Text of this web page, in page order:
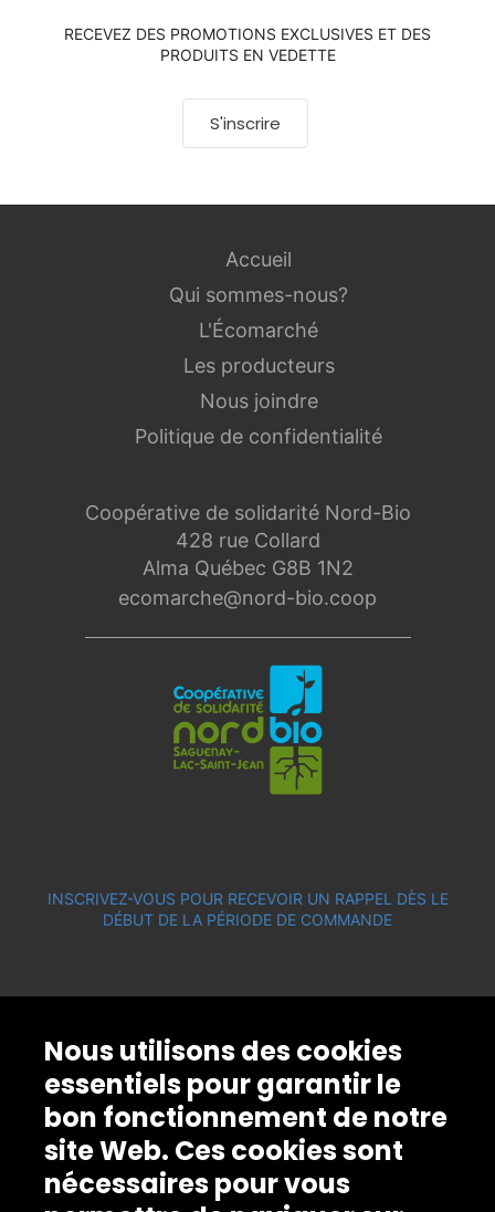
RECEVEZ DES PROMOTIONS EXCLUSIVES ET DES
PRODUITS EN VEDETTE
S'inscrire
Coopérative de solidarité Nord-Bio
428 rue Collard
Alma Québec G8B 1N2
ecomarche@nord-bio.coop
Accueil
Qui sommes-nous?
L'Écomarché
Les producteurs
Nous joindre
Politique de confidentialité
INSCRIVEZ-VOUS POUR RECEVOIR UN RAPPEL DÈS LE
DÉBUT DE LA PÉRIODE DE COMMANDE
Nous utilisons des cookies
essentiels pour garantir le
bon fonctionnement de notre
site Web. Ces cookies sont
nécessaires pour vous